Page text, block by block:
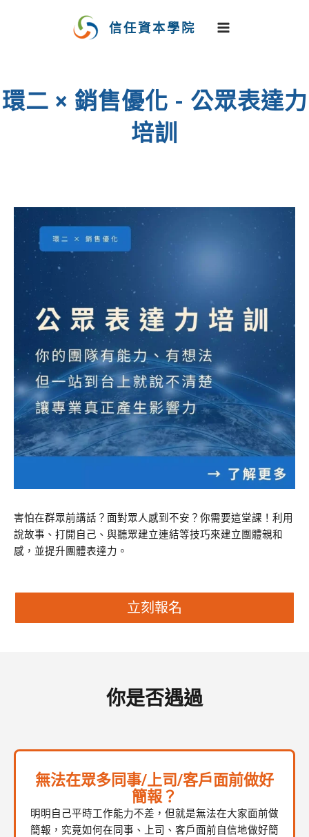
容
信任資本學院
環二 × 銷售優化 - 公眾表達力
培訓
害怕在群眾前講話？面對眾人感到不安？你需要這堂課！利用
說故事、打開自己、與聽眾建立連結等技巧來建立團體親和
感，並提升團體表達力。
立刻報名
你是否遇過
無法在眾多同事/上司/客戶面前做好
簡報？
明明自己平時工作能力不差，但就是無法在大家面前做
簡報，究竟如何在同事、上司、客戶面前自信地做好簡